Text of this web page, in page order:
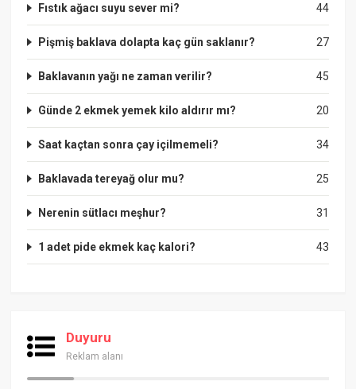
44
Fıstık ağacı suyu sever mi?
27
Pişmiş baklava dolapta kaç gün saklanır?
45
Baklavanın yağı ne zaman verilir?
20
Günde 2 ekmek yemek kilo aldırır mı?
34
Saat kaçtan sonra çay içilmemeli?
25
Baklavada tereyağ olur mu?
31
Nerenin sütlacı meşhur?
43
1 adet pide ekmek kaç kalori?
Duyuru
Reklam alanı